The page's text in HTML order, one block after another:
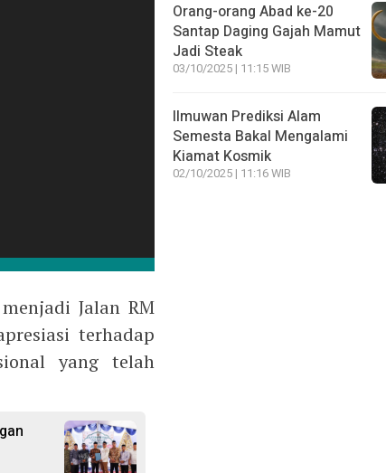
Jalan RM
terhadap
yang telah
Orang-orang Abad ke-20
Santap Daging Gajah Mamut
Jadi Steak
03/10/2025 | 11:15 WIB
Ilmuwan Prediksi Alam
Semesta Bakal Mengalami
Kiamat Kosmik
02/10/2025 | 11:16 WIB